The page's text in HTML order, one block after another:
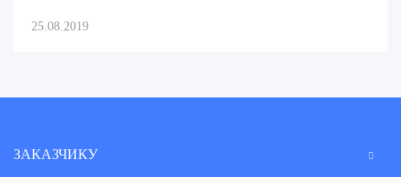
25.08.2019
ЗАКАЗЧИКУ